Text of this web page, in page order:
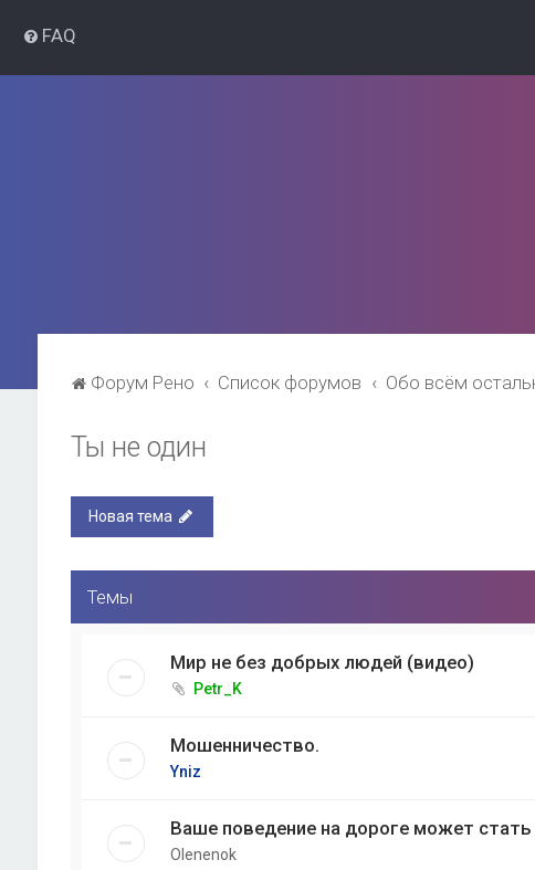
FAQ
Форум Рено Список форумов Обо всём
Ты не один
Новая тема
Темы
Мир не без добрых людей (видео)
Petr_K
Мошенничество.
Yniz
Ваше поведение на дороге может стать
Olenenok